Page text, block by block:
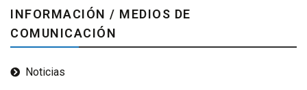
INFORMACIÓN / MEDIOS DE
COMUNICACIÓN
Noticias